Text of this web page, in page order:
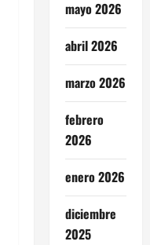
mayo 2026
abril 2026
marzo 2026
febrero
2026
enero 2026
diciembre
2025